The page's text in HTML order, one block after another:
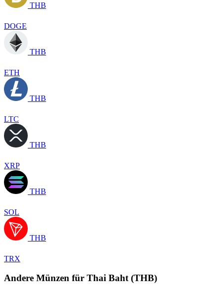
THB
DOGE
THB
ETH
THB
LTC
THB
XRP
THB
SOL
THB
TRX
Andere Münzen für Thai Baht (THB)